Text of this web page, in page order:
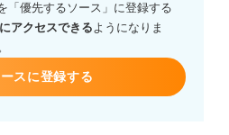
いことのデメリットと、それ
スがあれば教えてください。
「優先するソース」に登録する
アクセスできるようになりま
スに登録する